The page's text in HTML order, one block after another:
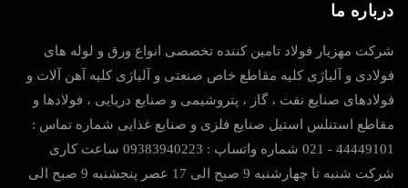
درباره ما
شرکت مهزیار فولاد تامین کننده تخصصی انواع ورق و لوله های
فولادی و آلیاژی کلیه مقاطع خاص صنعتی و آلیاژی کلیه آهن آلات و
فولادهای صنایع نفت ، گاز ، پتروشیمی و صنایع دریایی ، فولادها و
مقاطع استنلس استیل صنایع فلزی و صنایع غذایی شماره تماس :
44449101 - 021 شماره واتساپ : 09383940223 ساعت کاری
شرکت شنبه تا چهارشنبه 9 صبح الی 17 عصر پنجشنبه 9 صبح الی